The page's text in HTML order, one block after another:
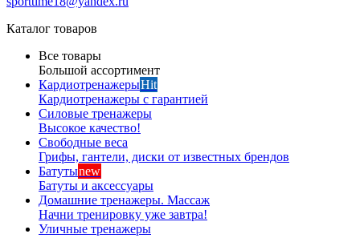
Каталог товаров
Все товары
Большой ассортимент
КардиотренажерыHit
Кардиотренажеры с гарантией
Силовые тренажеры
Высокое качество!
Свободные веса
Грифы, гантели, диски от известных брендов
Батутыnew
Батуты и аксессуары
Домашние тренажеры. Массаж
Начни тренировку уже завтра!
Уличные тренажеры